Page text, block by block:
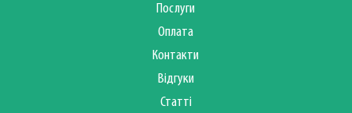
Послуги
Оплата
Контакти
Відгуки
Статті